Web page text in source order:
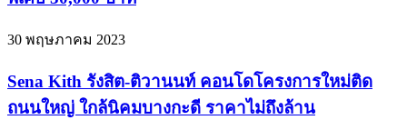
30 พฤษภาคม 2023
Sena Kith รังสิต-ติวานนท์ คอนโดโครงการใหม่ติด
ถนนใหญ่ ใกล้นิคมบางกะดี ราคาไม่ถึงล้าน